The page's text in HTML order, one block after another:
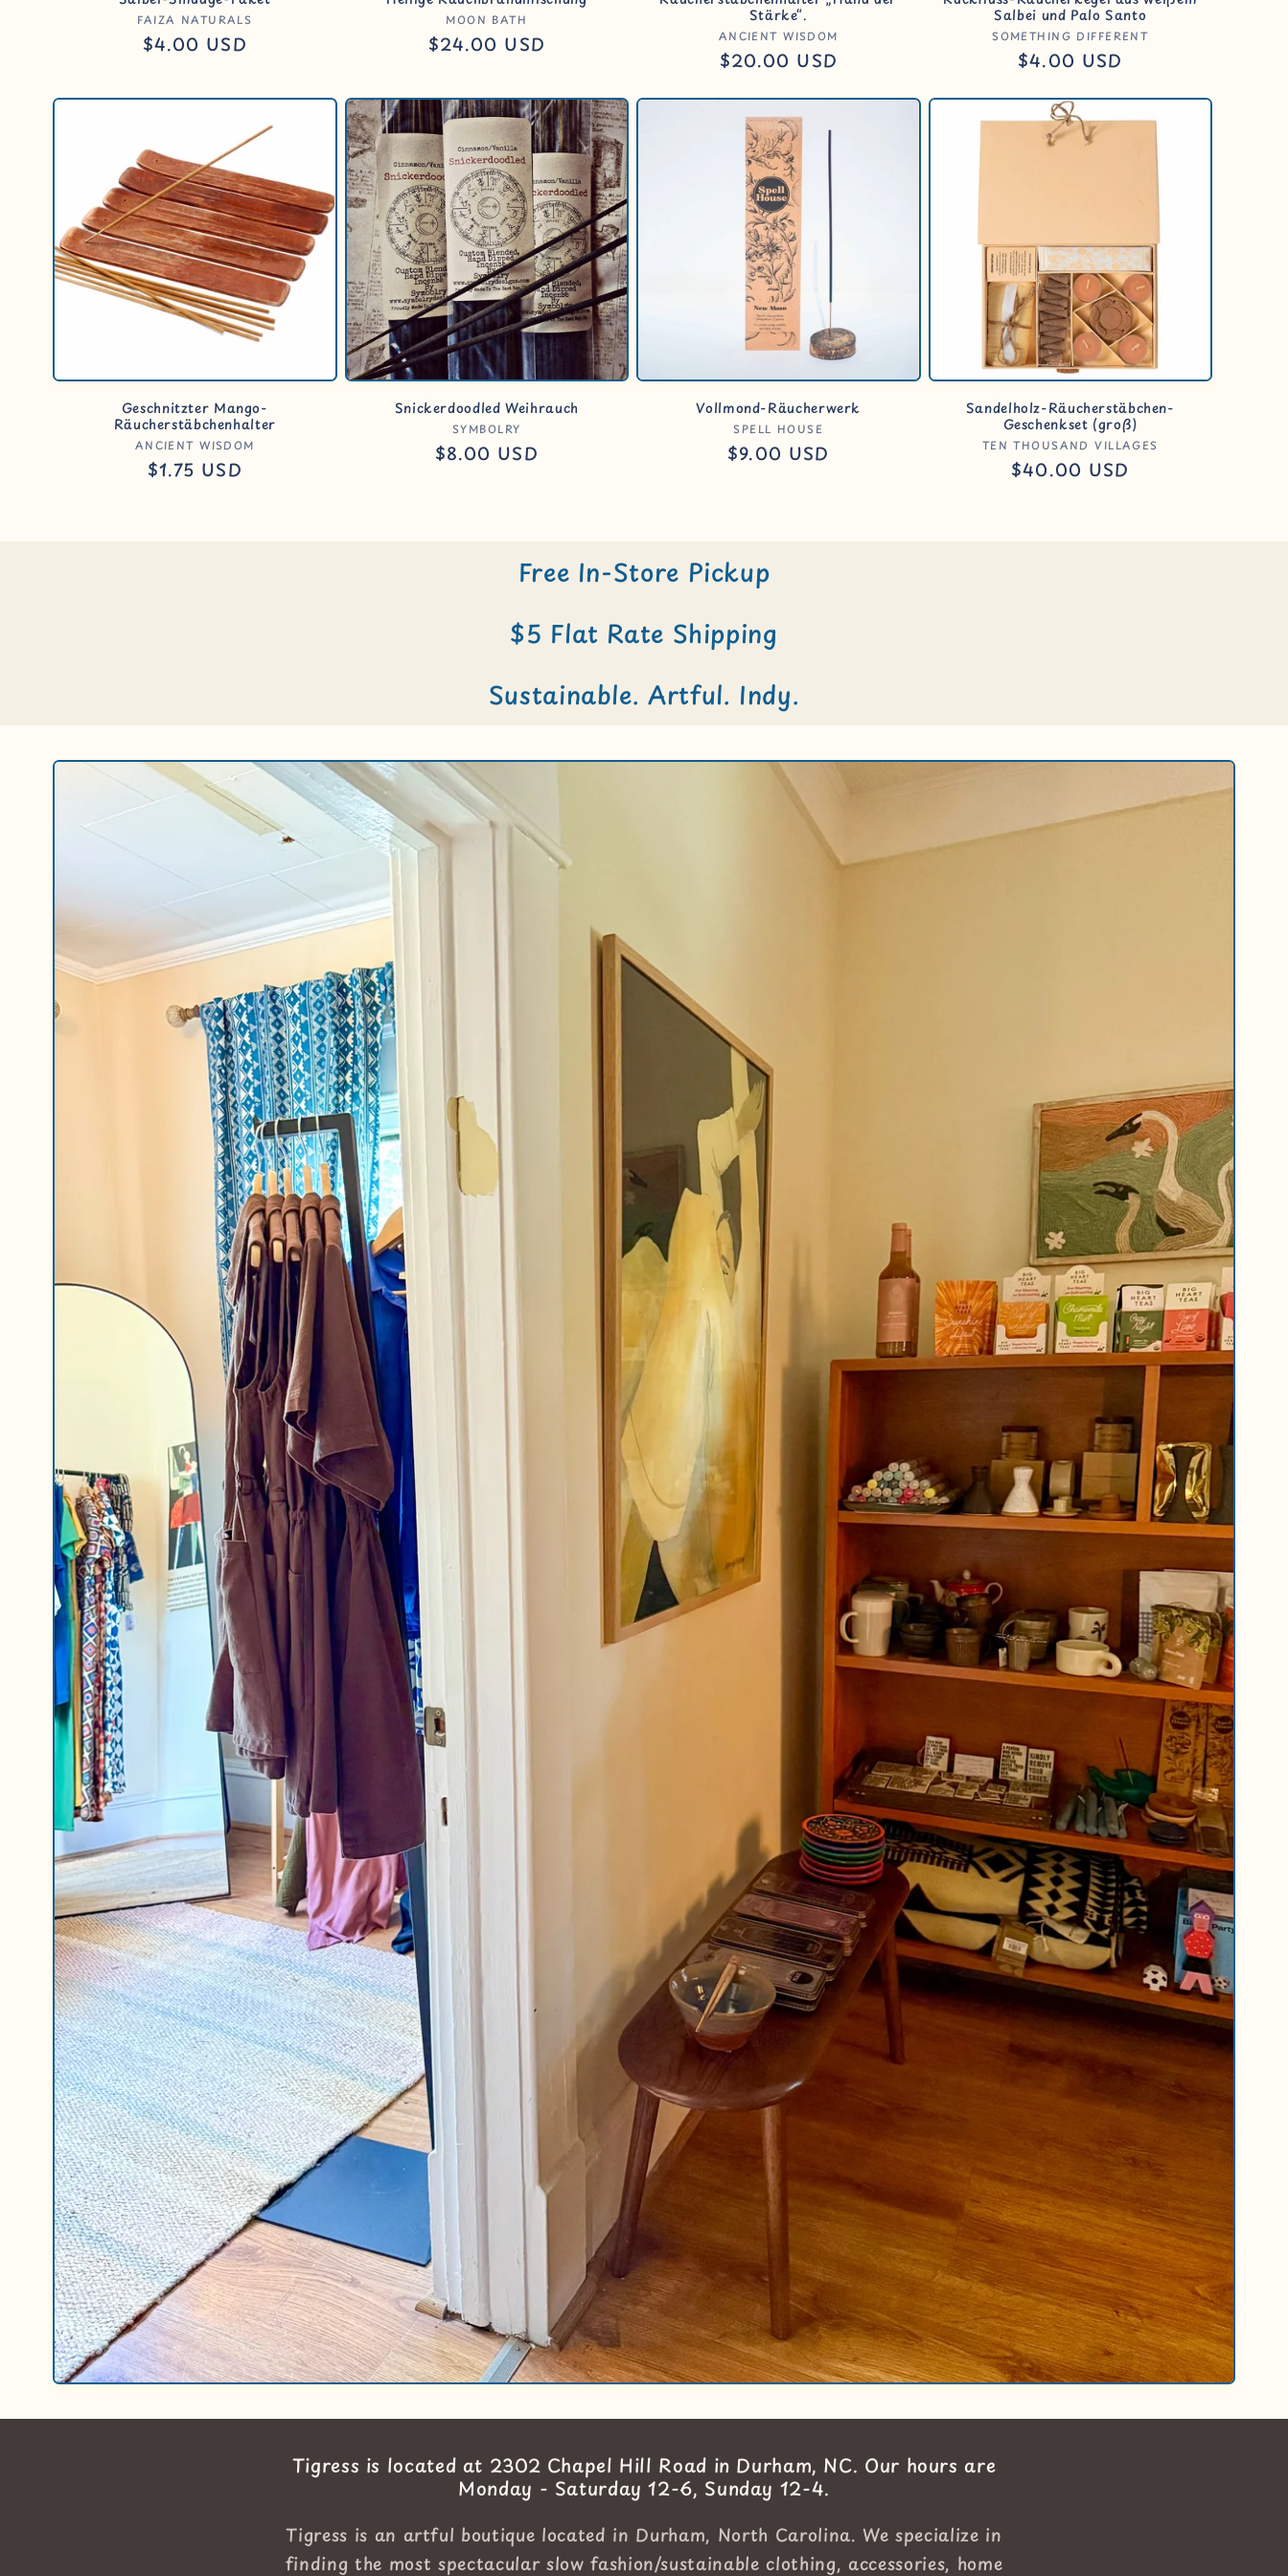
Anbieter:
FAIZA NATURALS
Normaler
$4.00 USD
Anbieter:
MOON BATH
Normaler
$24.00 USD
Stärke“.
Anbieter:
ANCIENT WISDOM
Normaler
$20.00 USD
Salbei und Palo Santo
Anbieter:
SOMETHING DIFFERENT
Normaler
$4.00 USD
Geschnitzter Mango-
Räucherstäbchenhalter
Anbieter:
ANCIENT WISDOM
Normaler
$1.75 USD
Snickerdoodled Weihrauch
Anbieter:
SYMBOLRY
Normaler
$8.00 USD
Vollmond-Räucherwerk
Anbieter:
SPELL HOUSE
Normaler
$9.00 USD
Sandelholz-Räucherstäbchen-
Geschenkset (groß)
Anbieter:
TEN THOUSAND VILLAGES
Normaler
$40.00 USD
Free In-Store Pickup
$5 Flat Rate Shipping
Sustainable. Artful. Indy.
Tigress is located at 2302 Chapel Hill Road in Durham, NC. Our hours are
Monday - Saturday 12-6, Sunday 12-4.
Tigress is an artful boutique located in Durham, North Carolina. We specialize in
finding the most spectacular slow fashion/sustainable clothing, accessories, home